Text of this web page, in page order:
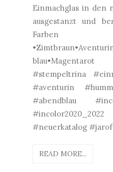
Einmachglas in den
ausgestanzt und
#stempeltrina
#aventurin
#abendblau
#neuerkatalog
READ MORE...